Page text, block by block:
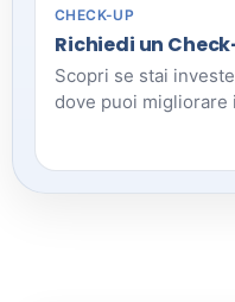
CHECK-UP
Richiedi un
Scopri se stai
dove puoi